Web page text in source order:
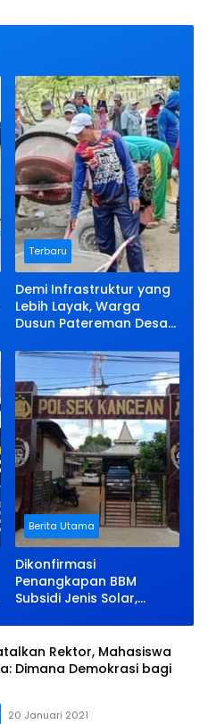
Terbaru
Demi Infrastruktur yang
Lebih Layak, Warga
Dusun Patereman Desa
Swadaya Perbaiki Jalan
Rusak
Berita Utama
Dikonfirmasi
Penangkapan BBM
Subsidi Jenis Solar,
Rektor, Mahasiswa
Dimana Demokrasi bagi
20 Januari 2021